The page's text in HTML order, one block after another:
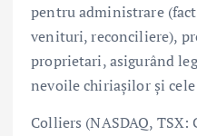
pentru administrare
venituri, reconciliere),
proprietari, asigurând
nevoile chiriașilor și
Colliers (NASDAQ,